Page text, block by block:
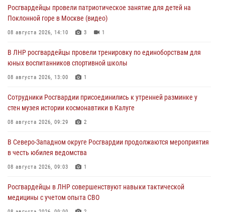
Росгвардейцы провели патриотическое занятие для детей на
Поклонной горе в Москве (видео)
08 августа 2026, 14:10 3 1
В ЛНР росгвардейцы провели тренировку по единоборствам для
юных воспитанников спортивной школы
08 августа 2026, 13:00 1
Сотрудники Росгвардии присоединились к утренней разминке у
стен музея истории космонавтики в Калуге
08 августа 2026, 09:29 2
В Северо-Западном округе Росгвардии продолжаются мероприятия
в честь юбилея ведомства
08 августа 2026, 09:03 1
Росгвардейцы в ЛНР совершенствуют навыки тактической
медицины с учетом опыта СВО